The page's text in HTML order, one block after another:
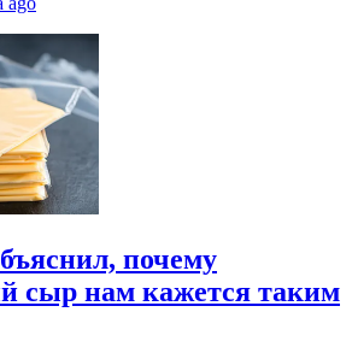
почему
сыр нам кажется таким